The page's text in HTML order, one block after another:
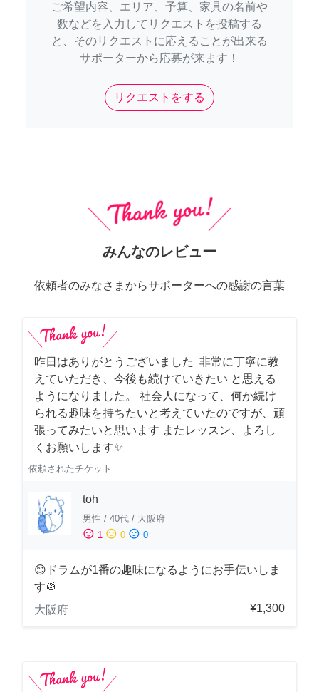
ご希望内容、エリア、予算、家具の名前や
数などを入力してリクエストを投稿する
と、そのリクエストに応えることが出来る
サポーターから応募が来ます！
リクエストをする
みんなのレビュー
依頼者のみなさまからサポーターへの感謝の言葉
昨日はありがとうございました 非常に丁寧に教
えていただき、今後も続けていきたい と思える
ようになりました。 社会人になって、何か続け
られる趣味を持ちたいと考えていたのですが、頑
張ってみたいと思います またレッスン、よろし
くお願いします✨
依頼されたチケット
toh
男性 / 40代 / 大阪府
sentiment_satisfied 1 sentiment_neutral 0 sentiment_dissatisfied 0
😊ドラムが1番の趣味になるようにお手伝いしま
す🥁
大阪府
¥1,300